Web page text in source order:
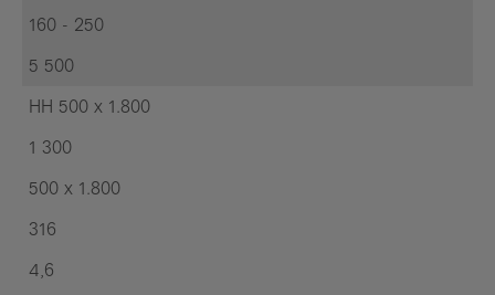
160 - 250
5 500
HH 500 x 1.800
1 300
500 x 1.800
316
4,6